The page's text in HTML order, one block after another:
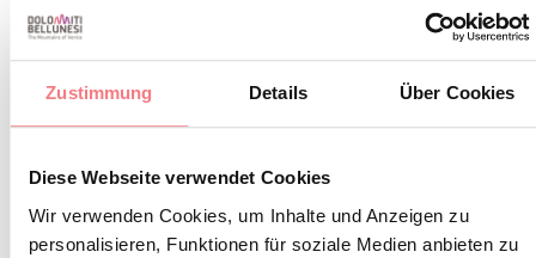
Zustimmung Details Über Cookies
Diese Webseite verwendet Cookies
Wir verwenden Cookies, um Inhalte und Anzeigen zu
personalisieren, Funktionen für soziale Medien anbieten zu
Nach dem Spektakel wird das Frühstück im Refugio
serviert.
die Wanderung rund um die legendären Drei Zinnen
fortzusetzen, um zu den Autos zurückzukehren.